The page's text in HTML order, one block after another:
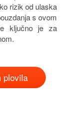
rizik od ulaska
s ovom
ključno je za
plovila